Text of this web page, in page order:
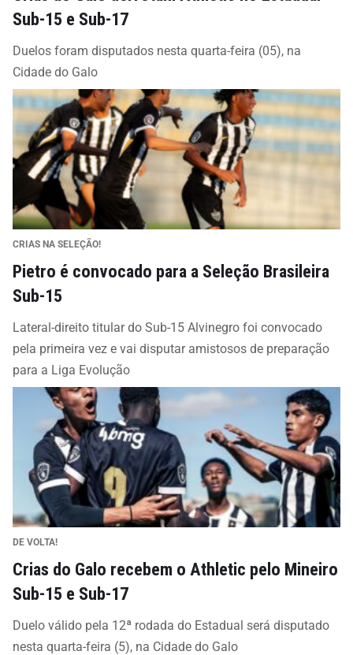
Sub-15 e Sub-17
Duelos foram disputados nesta quarta-feira (05), na
Cidade do Galo
CRIAS NA SELEÇÃO!
Pietro é convocado para a Seleção Brasileira
Sub-15
Lateral-direito titular do Sub-15 Alvinegro foi convocado
pela primeira vez e vai disputar amistosos de preparação
para a Liga Evolução
DE VOLTA!
Crias do Galo recebem o Athletic pelo Mineiro
Sub-15 e Sub-17
Duelo válido pela 12ª rodada do Estadual será disputado
nesta quarta-feira (5), na Cidade do Galo